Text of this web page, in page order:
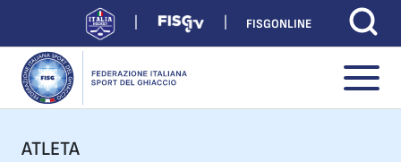
FISGONLINE
ATLETA